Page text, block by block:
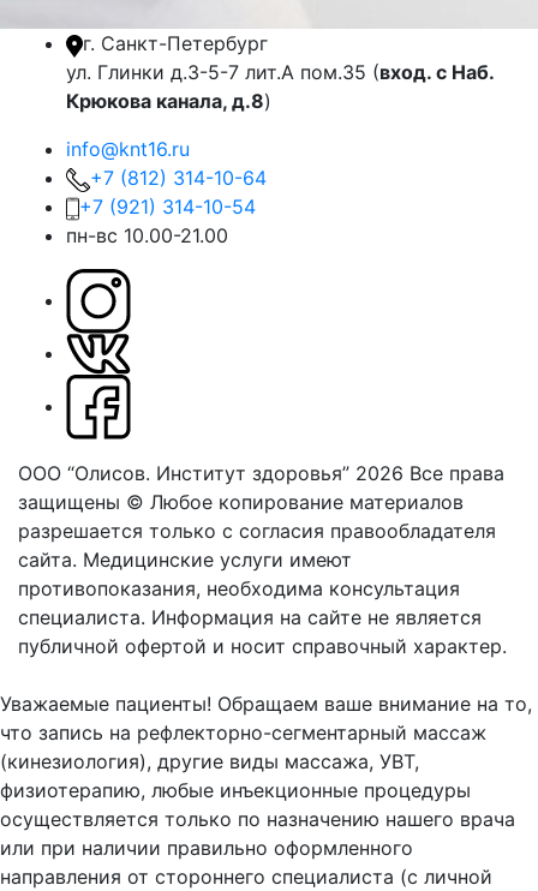
г. Санкт-Петербург
ул. Глинки д.3-5-7 лит.А пом.35 (вход. с Наб.
Крюкова канала, д.8)
info@knt16.ru
+7 (812) 314-10-64
+7 (921) 314-10-54
пн-вс 10.00-21.00
ООО “Олисов. Институт здоровья” 2026 Все права
защищены © Любое копирование материалов
разрешается только с согласия правообладателя
сайта. Медицинские услуги имеют
противопоказания, необходима консультация
специалиста. Информация на сайте не является
публичной офертой и носит справочный характер.
Уважаемые пациенты! Обращаем ваше внимание на то,
что запись на рефлекторно-сегментарный массаж
(кинезиология), другие виды массажа, УВТ,
физиотерапию, любые инъекционные процедуры
осуществляется только по назначению нашего врача
или при наличии правильно оформленного
направления от стороннего специалиста (с личной